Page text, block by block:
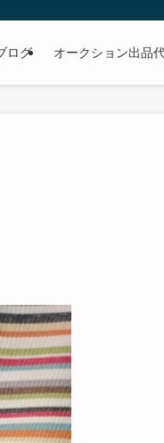
ーの外注作業もこなしてい
ログ オークション出品